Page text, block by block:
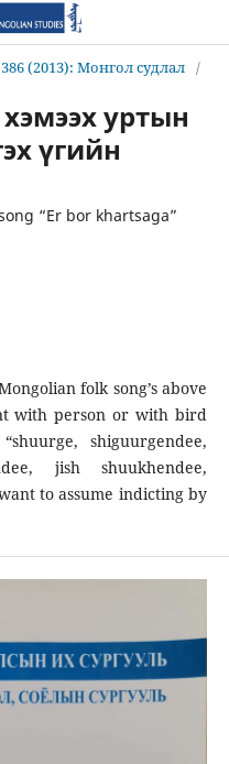
(2013): Монгол судлал /
уртын
үгийн
“Er bor khartsaga”
folk song’s above
with person or with bird
shiguurgendee,
jish shuukhendee,
to assume indicting by